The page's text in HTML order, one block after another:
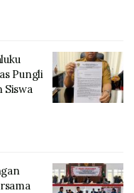
Pungli
Siswa